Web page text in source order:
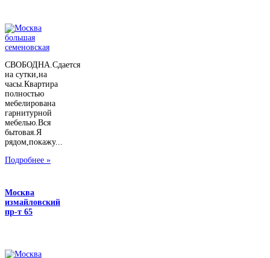
СВОБОДНА.Сдается
на сутки,на
часы.Квартира
полностью
мебелирована
гарнитурной
мебелью.Вся
бытовая.Я
рядом,покажу...
Подробнее »
Москва
измайловский
пр-т 65